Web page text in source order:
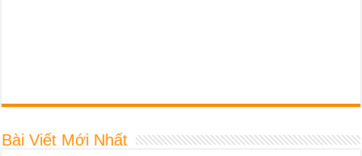
Bài Viết Mới Nhất